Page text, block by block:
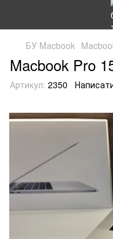
БУ Macbook
Macbook Pro
Артикул: 2350